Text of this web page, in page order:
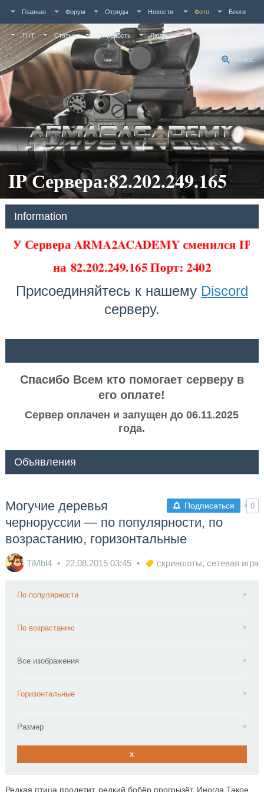
Главная Форум Отряды Новости Фото Блоги
ТНТ Статьи Активность Люди
Поиск
IP Сервера:82.202.249.165
Information
У Сервера ARMA2ACADEMY сменился IP
на82.202.249.165 Порт: 2402
Присоединяйтесь к нашему Discord
серверу.
Спасибо Всем кто помогает серверу в
его оплате!
Сервер оплачен и запущен до 06.11.2025
года.
Объявления
Подписаться 0
Могучие деревья
черноруссии — по популярности, по
возрастанию, горизонтальные
TiMbl4 22.08.2015 03:45 скриншоты, сетевая игра
По популярности
По возрастанию
Все изображения
Горизонтальные
Размер
x
Редкая птица пролетит, редкий бобёр прогрызёт. Иногда Такое